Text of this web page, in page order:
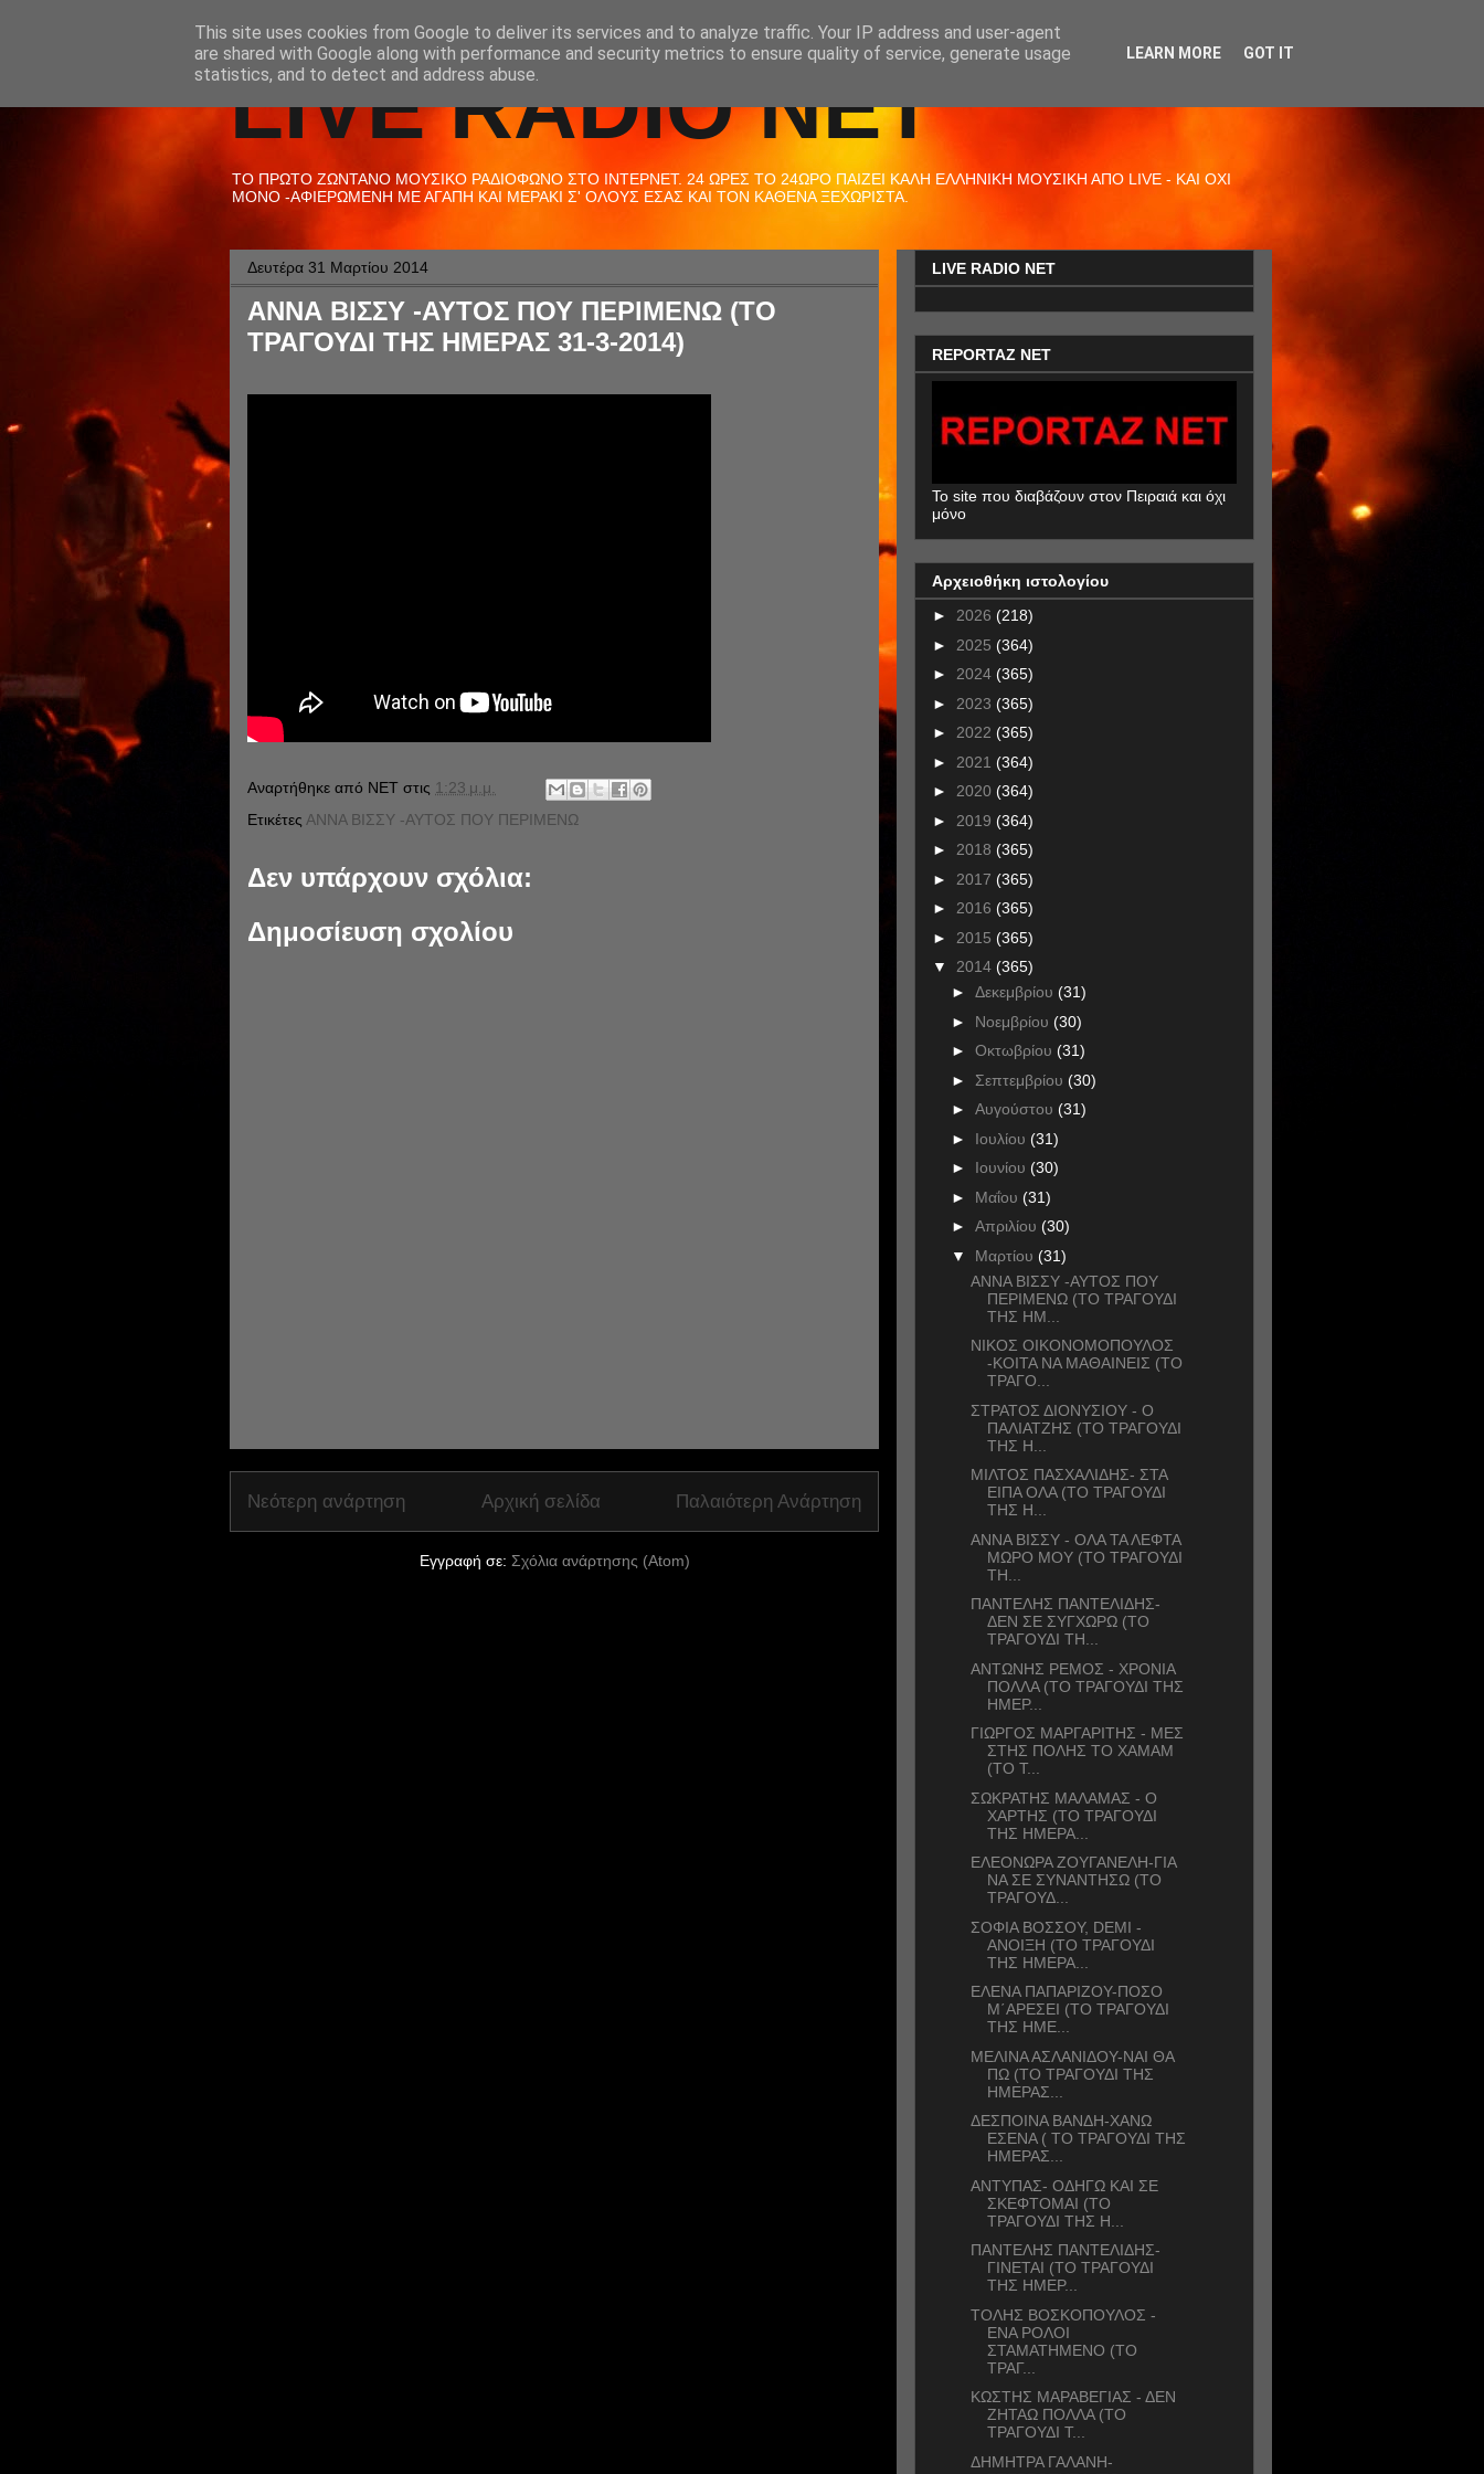
LIVE RADIO NET
ΤΟ ΠΡΩΤΟ ΖΩΝΤΑΝΟ ΜΟΥΣΙΚΟ ΡΑΔΙΟΦΩΝΟ ΣΤΟ ΙΝΤΕΡΝΕΤ. 24 ΩΡΕΣ ΤΟ 24ΩΡΟ ΠΑΙΖΕΙ ΚΑΛΗ ΕΛΛΗΝΙΚΗ ΜΟΥΣΙΚΗ ΑΠΟ LIVE - ΚΑΙ ΟΧΙ
ΜΟΝΟ -ΑΦΙΕΡΩΜΕΝΗ ΜΕ ΑΓΑΠΗ ΚΑΙ ΜΕΡΑΚΙ Σ' ΟΛΟΥΣ ΕΣΑΣ ΚΑΙ ΤΟΝ ΚΑΘΕΝΑ ΞΕΧΩΡΙΣΤΑ.
Δευτέρα 31 Μαρτίου 2014
ΑΝΝΑ ΒΙΣΣΥ -ΑΥΤΟΣ ΠΟΥ ΠΕΡΙΜΕΝΩ (ΤΟ
ΤΡΑΓΟΥΔΙ ΤΗΣ ΗΜΕΡΑΣ 31-3-2014)
Αναρτήθηκε από NET στις 1:23 μ.μ.
Ετικέτες ΑΝΝΑ ΒΙΣΣΥ -ΑΥΤΟΣ ΠΟΥ ΠΕΡΙΜΕΝΩ
Δεν υπάρχουν σχόλια:
Δημοσίευση σχολίου
Νεότερη ανάρτηση Παλαιότερη Ανάρτηση
Αρχική σελίδα
Εγγραφή σε: Σχόλια ανάρτησης (Atom)
LIVE RADIO NET
REPORTAZ NET
To site που διαβάζουν στον Πειραιά και όχι
μόνο
Αρχειοθήκη ιστολογίου
► 2026 (218)
► 2025 (364)
► 2024 (365)
► 2023 (365)
► 2022 (365)
► 2021 (364)
► 2020 (364)
► 2019 (364)
► 2018 (365)
► 2017 (365)
► 2016 (365)
► 2015 (365)
▼ 2014 (365)
► Δεκεμβρίου (31)
► Νοεμβρίου (30)
► Οκτωβρίου (31)
► Σεπτεμβρίου (30)
► Αυγούστου (31)
► Ιουλίου (31)
► Ιουνίου (30)
► Μαΐου (31)
► Απριλίου (30)
▼ Μαρτίου (31)
ΑΝΝΑ ΒΙΣΣΥ -ΑΥΤΟΣ ΠΟΥ
ΠΕΡΙΜΕΝΩ (ΤΟ ΤΡΑΓΟΥΔΙ
ΤΗΣ ΗΜ...
ΝΙΚΟΣ ΟΙΚΟΝΟΜΟΠΟΥΛΟΣ
-ΚΟΙΤΑ ΝΑ ΜΑΘΑΙΝΕΙΣ (ΤΟ
ΤΡΑΓΟ...
ΣΤΡΑΤΟΣ ΔΙΟΝΥΣΙΟΥ - Ο
ΠΑΛΙΑΤΖΗΣ (ΤΟ ΤΡΑΓΟΥΔΙ
ΤΗΣ Η...
ΜΙΛΤΟΣ ΠΑΣΧΑΛΙΔΗΣ- ΣΤΑ
ΕΙΠΑ ΟΛΑ (ΤΟ ΤΡΑΓΟΥΔΙ
ΤΗΣ Η...
ΑΝΝΑ ΒΙΣΣΥ - ΟΛΑ ΤΑ ΛΕΦΤΑ
ΜΩΡΟ ΜΟΥ (ΤΟ ΤΡΑΓΟΥΔΙ
ΤΗ...
ΠΑΝΤΕΛΗΣ ΠΑΝΤΕΛΙΔΗΣ-
ΔΕΝ ΣΕ ΣΥΓΧΩΡΩ (ΤΟ
ΤΡΑΓΟΥΔΙ ΤΗ...
ΑΝΤΩΝΗΣ ΡΕΜΟΣ - ΧΡΟΝΙΑ
ΠΟΛΛΑ (ΤΟ ΤΡΑΓΟΥΔΙ ΤΗΣ
ΗΜΕΡ...
ΓΙΩΡΓΟΣ ΜΑΡΓΑΡΙΤΗΣ - ΜΕΣ
ΣΤΗΣ ΠΟΛΗΣ ΤΟ ΧΑΜΑΜ
(ΤΟ Τ...
ΣΩΚΡΑΤΗΣ ΜΑΛΑΜΑΣ - Ο
ΧΑΡΤΗΣ (ΤΟ ΤΡΑΓΟΥΔΙ
ΤΗΣ ΗΜΕΡΑ...
ΕΛΕΟΝΩΡΑ ΖΟΥΓΑΝΕΛΗ-ΓΙΑ
ΝΑ ΣΕ ΣΥΝΑΝΤΗΣΩ (ΤΟ
ΤΡΑΓΟΥΔ...
ΣΟΦΙΑ ΒΟΣΣΟΥ, DEMI -
ΑΝΟΙΞΗ (ΤΟ ΤΡΑΓΟΥΔΙ
ΤΗΣ ΗΜΕΡΑ...
ΕΛΕΝΑ ΠΑΠΑΡΙΖΟΥ-ΠΟΣΟ
Μ΄ΑΡΕΣΕΙ (ΤΟ ΤΡΑΓΟΥΔΙ
ΤΗΣ ΗΜΕ...
ΜΕΛΙΝΑ ΑΣΛΑΝΙΔΟΥ-ΝΑΙ ΘΑ
ΠΩ (ΤΟ ΤΡΑΓΟΥΔΙ ΤΗΣ
ΗΜΕΡΑΣ...
ΔΕΣΠΟΙΝΑ ΒΑΝΔΗ-ΧΑΝΩ
ΕΣΕΝΑ ( ΤΟ ΤΡΑΓΟΥΔΙ ΤΗΣ
ΗΜΕΡΑΣ...
ΑΝΤΥΠΑΣ- ΟΔΗΓΩ ΚΑΙ ΣΕ
ΣΚΕΦΤΟΜΑΙ (ΤΟ
ΤΡΑΓΟΥΔΙ ΤΗΣ Η...
ΠΑΝΤΕΛΗΣ ΠΑΝΤΕΛΙΔΗΣ-
ΓΙΝΕΤΑΙ (ΤΟ ΤΡΑΓΟΥΔΙ
ΤΗΣ ΗΜΕΡ...
ΤΟΛΗΣ ΒΟΣΚΟΠΟΥΛΟΣ -
ΕΝΑ ΡΟΛΟΙ
ΣΤΑΜΑΤΗΜΕΝΟ (ΤΟ
ΤΡΑΓ...
ΚΩΣΤΗΣ ΜΑΡΑΒΕΓΙΑΣ - ΔΕΝ
ΖΗΤΑΩ ΠΟΛΛΑ (ΤΟ
ΤΡΑΓΟΥΔΙ Τ...
ΔΗΜΗΤΡΑ ΓΑΛΑΝΗ-
This site uses cookies from Google to deliver its services and to analyze traffic. Your IP address and user-agent
are shared with Google along with performance and security metrics to ensure quality of service, generate usage
statistics, and to detect and address abuse.
LEARN MORE GOT IT